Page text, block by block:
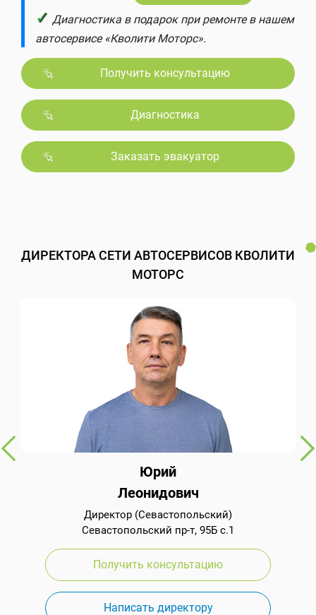
✓ Диагностика в подарок при ремонте в нашем
автосервисе «Кволити Моторс».
Получить консультацию
Диагностика
Заказать эвакуатор
ДИРЕКТОРА СЕТИ АВТОСЕРВИСОВ КВОЛИТИ
МОТОРС
Юрий
Леонидович
Директор (Севастопольский)
Севастопольский пр-т, 95Б с.1
Получить консультацию
Написать директору